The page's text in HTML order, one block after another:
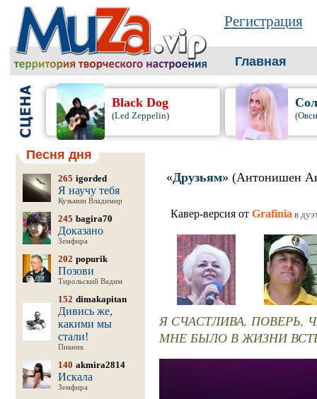
Регистрация
Главная
Black Dog
(Led Zeppelin)
Песня дня
265 igorded
Я научу тебя
Кузьмин Владимир
245 bagira70
Доказано
Земфира
202 popurik
Позови
Тирольский Вадим
152 dimakapitan
Дивись же,
какими мы
стали!
Пикник
140 akmira2814
Искала
Земфира
«Друзьям» (Антонишен
Кавер-версия от Grafiniaв
Я СЧАСТЛИВА, ПОВЕРЬ,
МНЕ БЫЛО В ЖИЗНИ